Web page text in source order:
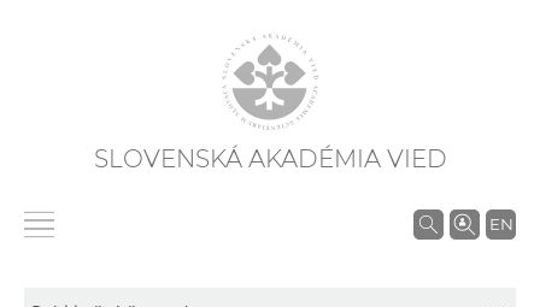
SLOVENSKÁ AKADÉMIA VIED
EN
V